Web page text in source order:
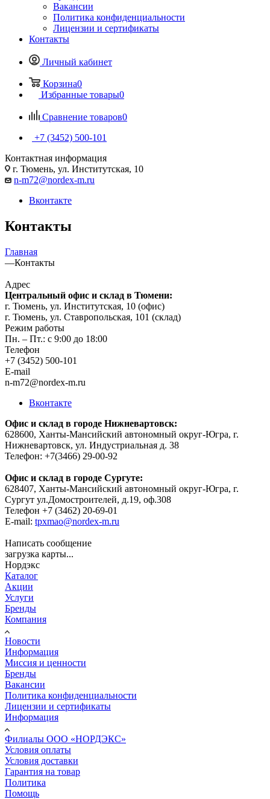
Вакансии
Политика конфиденциальности
Лицензии и сертификаты
Контакты
Личный кабинет
Корзина0
Избранные товары0
Сравнение товаров0
+7 (3452) 500-101
Контактная информация
г. Тюмень, ул. Институтская, 10
n-m72@nordex-m.ru
Вконтакте
Контакты
Главная
—Контакты
Адрес
Центральный офис и склад в Тюмени:
г. Тюмень, ул. Институтская, 10 (офис)
г. Тюмень, ул. Ставропольская, 101 (склад)
Режим работы
Пн. – Пт.: с 9:00 до 18:00
Телефон
+7 (3452) 500-101
E-mail
n-m72@nordex-m.ru
Вконтакте
Офис и склад в городе Нижневартовск:
628600, Ханты-Мансийский автономный округ-Югра, г.
Нижневартовск, ул. Индустриальная д. 38
Телефон: +7(3466) 29-00-92
Офис и склад в городе Сургуте:
628407, Ханты-Мансийский автономный округ-Югра, г.
Сургут ул.Домостроителей, д.19, оф.308
Телефон +7 (3462) 20-69-01
E-mail: tpxmao@nordex-m.ru
Написать сообщение
загрузка карты...
Нордэкс
Каталог
Акции
Услуги
Бренды
Компания
Новости
Информация
Миссия и ценности
Бренды
Вакансии
Политика конфиденциальности
Лицензии и сертификаты
Информация
Филиалы ООО «НОРДЭКС»
Условия оплаты
Условия доставки
Гарантия на товар
Политика
Помощь